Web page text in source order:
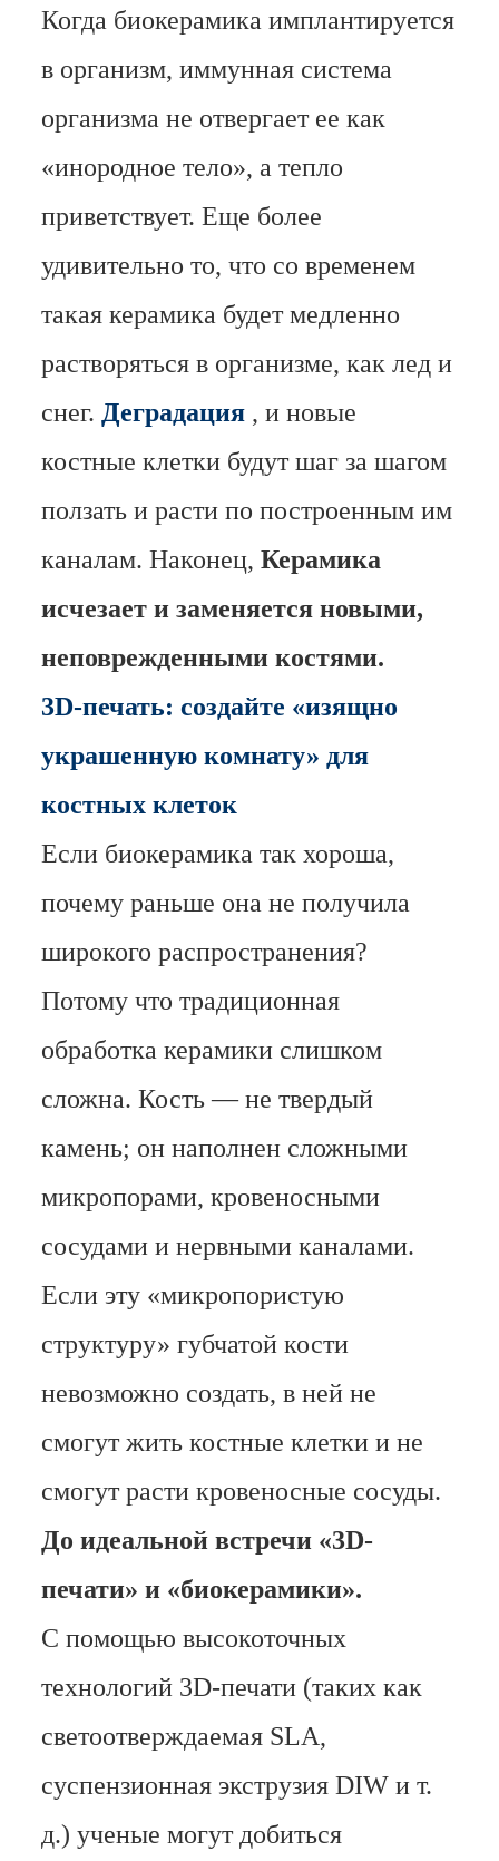
Когда биокерамика имплантируется
в организм, иммунная система
организма не отвергает ее как
«инородное тело», а тепло
приветствует. Еще более
удивительно то, что со временем
такая керамика будет медленно
растворяться в организме, как лед и
снег. Деградация , и новые
костные клетки будут шаг за шагом
ползать и расти по построенным им
каналам. Наконец,Керамика
исчезает и заменяется новыми,
неповрежденными костями.
3D-печать: создайте «изящно
украшенную комнату» для
костных клеток
Если биокерамика так хороша,
почему раньше она не получила
широкого распространения?
Потому что традиционная
обработка керамики слишком
сложна. Кость — не твердый
камень; он наполнен сложными
микропорами, кровеносными
сосудами и нервными каналами.
Если эту «микропористую
структуру» губчатой кости
невозможно создать, в ней не
смогут жить костные клетки и не
смогут расти кровеносные сосуды.
До идеальной встречи «3D-
печати» и «биокерамики».
С помощью высокоточных
технологий 3D-печати (таких как
светоотверждаемая SLA,
суспензионная экструзия DIW и т.
д.) ученые могут добиться